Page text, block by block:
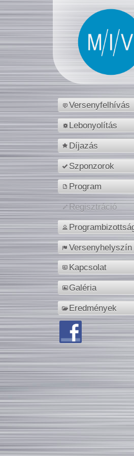
Versenyfelhívás
Lebonyolítás
Díjazás
Szponzorok
Program
Regisztráció
Versenyhelyszín
Kapcsolat
Galéria
Eredmények